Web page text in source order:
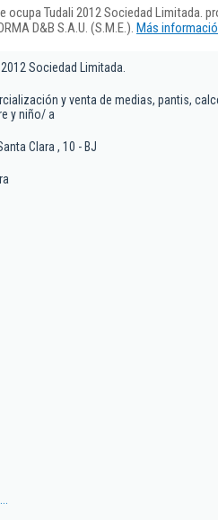
ocupa Tudali 2012 Sociedad Limitada.
D&B S.A.U. (S.M.E.). Más
Sociedad Limitada.
y venta de medias, pantis,
y niño/ a
Clara , 10 - BJ